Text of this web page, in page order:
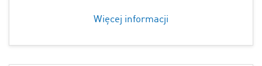
Więcej informacji